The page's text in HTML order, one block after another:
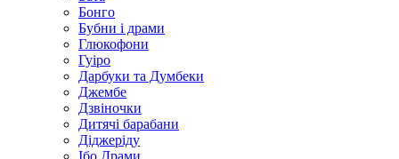
Бонго
Бубни і драми
Глюкофони
Гуіро
Дарбуки та Думбеки
Джембе
Дзвіночки
Дитячі барабани
Діджеріду
Ібо Драми